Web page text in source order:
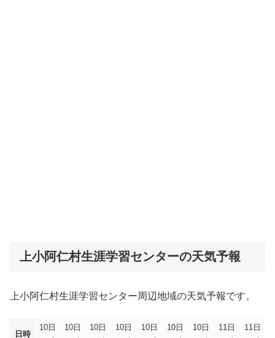
上小阿仁村生涯学習センターの天気予報
上小阿仁村生涯学習センター周辺地域の天気予報です。
日時
10日
10日
10日
10日
10日
10日
10日
11日
11日